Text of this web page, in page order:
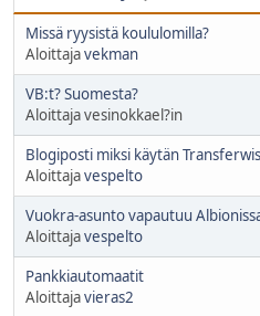
Missä ryysistä koululomilla?
Aloittajavekman
VB:t? Suomesta?
Aloittaja vesinokkael?in
Blogiposti miksi käytän
Aloittajavespelto
Vuokra-asunto vapautuu
Aloittajavespelto
Pankkiautomaatit
Aloittajavieras2